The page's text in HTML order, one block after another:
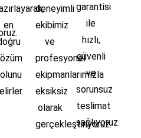
en
deneyimli
ekibimiz
ve
profesyonel
ekipmanlarımızla
eksiksiz
olarak
gerçekleştiriyoruz.
garantisi
ile
hızlı,
güvenli
ve
sorunsuz
teslimat
sağlıyoruz.